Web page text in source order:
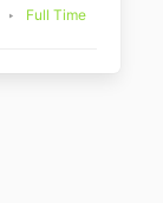
Full Time